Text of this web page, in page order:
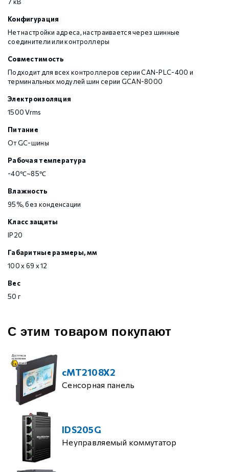
Конфигурация
Нет настройки адреса, настраивается через шинные
соединители или контроллеры
Совместимость
Подходит для всех контроллеров серии CAN-PLC-400 и
терминальных модулей шин серии GCAN-8000
Электроизоляция
1500 Vrms
Питание
От GC-шины
Рабочая температура
-40℃~85℃
Влажность
95%, без конденсации
Класс защиты
IP20
Габаритные размеры, мм
100 х 69 х 12
Вес
50 г
С этим товаром покупают
cMT2108X2
Сенсорная панель
IDS205G
Неуправляемый коммутатор